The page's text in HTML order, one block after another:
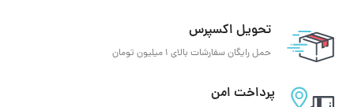
تحویل اکسپرس
حمل رایگان سفارشات بالای 1 میلیون تومان
پرداخت امن